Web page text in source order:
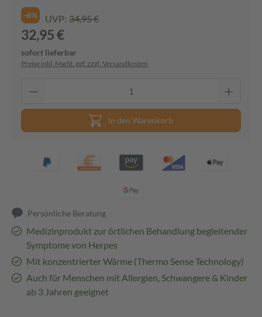
-6% UVP: 34,95 €
32,95 €
sofort lieferbar
Preise inkl. MwSt. ggf. zzgl. Versandkosten
In den Warenkorb
Persönliche Beratung
Medizinprodukt zur örtlichen Behandlung begleitender
Symptome von Herpes
Mit konzentrierter Wärme (Thermo Sense Technology)
Auch für Menschen mit Allergien, Schwangere & Kinder
ab 3 Jahren geeignet